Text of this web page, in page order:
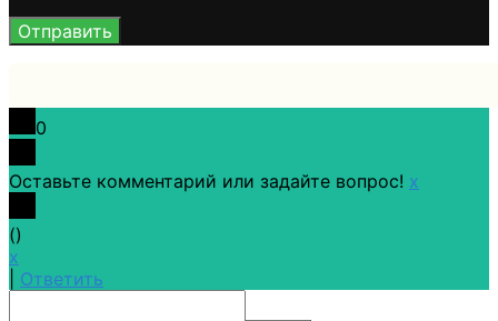
0
Оставьте комментарий или задайте вопрос! x
()
x
Ответить